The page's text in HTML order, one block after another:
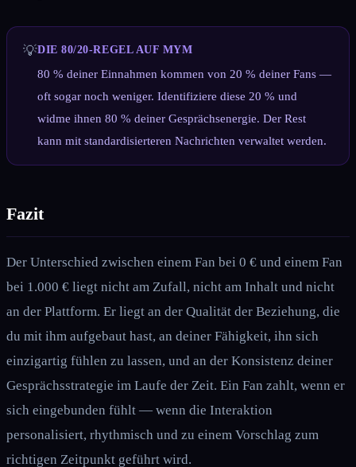
💡DIE 80/20-REGEL AUF MYM
80 % deiner Einnahmen kommen von 20 % deiner Fans —
oft sogar noch weniger. Identifiziere diese 20 % und
widme ihnen 80 % deiner Gesprächsenergie. Der Rest
kann mit standardisierteren Nachrichten verwaltet werden.
Fazit
Der Unterschied zwischen einem Fan bei 0 € und einem Fan
bei 1.000 € liegt nicht am Zufall, nicht am Inhalt und nicht
an der Plattform. Er liegt an der Qualität der Beziehung, die
du mit ihm aufgebaut hast, an deiner Fähigkeit, ihn sich
einzigartig fühlen zu lassen, und an der Konsistenz deiner
Gesprächsstrategie im Laufe der Zeit. Ein Fan zahlt, wenn er
sich eingebunden fühlt — wenn die Interaktion
personalisiert, rhythmisch und zu einem Vorschlag zum
richtigen Zeitpunkt geführt wird.